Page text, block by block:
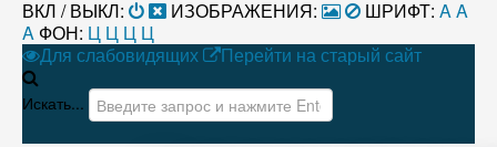
ВКЛ / ВЫКЛ: ИЗОБРАЖЕНИЯ: ШРИФТ: AA
A ФОН: Ц Ц Ц Ц
Для слабовидящих
Перейти на старый сайт
Искать...